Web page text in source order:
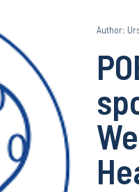
Author: